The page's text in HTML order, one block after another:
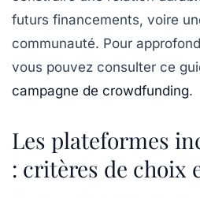
futurs financements, voire
communauté. Pour
vous pouvez consulter ce
campagne de crowdfunding.
Les plateformes
: critères de choix